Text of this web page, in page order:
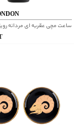
ساعت مچی عقربه ای مردانه